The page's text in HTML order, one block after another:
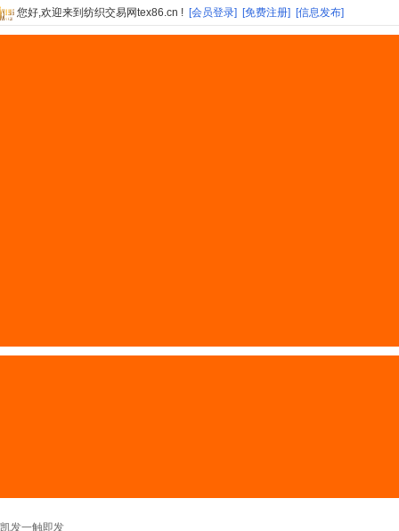
您好,欢迎来到纺织交易网tex86.cn ! [会员登录] [免费注册] [信息发布]
凯发一触即发